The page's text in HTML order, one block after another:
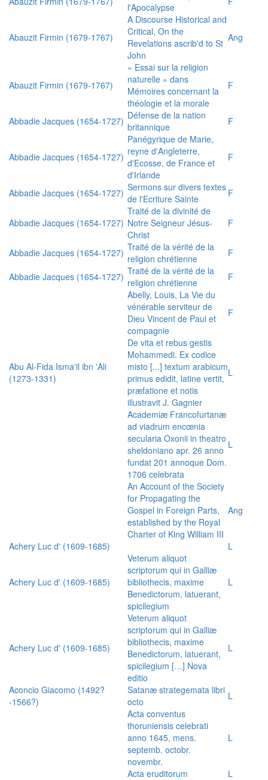
l'Apocalypse
Abauzit Firmin (1679-1767)
A Discourse Historical and
Critical, On the
Revelations ascrib'd to St
John
Ang
Abauzit Firmin (1679-1767)
« Essai sur la religion
naturelle » dans
Mémoires concernant la
théologie et la morale
F
Abbadie Jacques (1654-1727) Défense de la nation
britannique
F
Abbadie Jacques (1654-1727)
Panégyrique de Marie,
reyne d'Angleterre,
d'Ecosse, de France et
d'Irlande
F
Abbadie Jacques (1654-1727) Sermons sur divers textes
de l'Ecriture Sainte
F
Abbadie Jacques (1654-1727)
Traité de la divinité de
Notre Seigneur Jésus-
Christ
F
Abbadie Jacques (1654-1727) Traité de la vérité de la
religion chrétienne
F
Abbadie Jacques (1654-1727) Traité de la vérité de la
religion chrétienne
F
Abelly, Louis, La Vie du
vénérable serviteur de
Dieu Vincent de Paul et
compagnie
F
Abu Al-Fida Isma'il ibn 'Ali
(1273-1331)
De vita et rebus gestis
Mohammedi. Ex codice
misto [...] textum arabicum
primus edidit, latine vertit,
præfatione et notis
illustravit J. Gagnier
L
Academiæ Francofurtanæ
ad viadrum encœnia
secularia Oxonii in theatro
sheldoniano apr. 26 anno
fundat 201 annoque Dom.
1706 celebrata
L
An Account of the Society
for Propagating the
Gospel in Foreign Parts,
established by the Royal
Charter of King William III
Ang
Achery Luc d' (1609-1685) L
Achery Luc d' (1609-1685)
Veterum aliquot
scriptorum qui in Galliæ
bibliothecis, maxime
Benedictorum, latuerant,
spicilegium
L
Achery Luc d' (1609-1685)
Veterum aliquot
scriptorum qui in Galliæ
bibliothecis, maxime
Benedictorum, latuerant,
spicilegium […] Nova
editio
L
Aconcio Giacomo (1492?
-1566?)
Satanæ strategemata libri
octo
L
Acta conventus
thoruniensis celebrati
anno 1645, mens.
septemb. octobr.
novembr.
L
Acta eruditorum
L